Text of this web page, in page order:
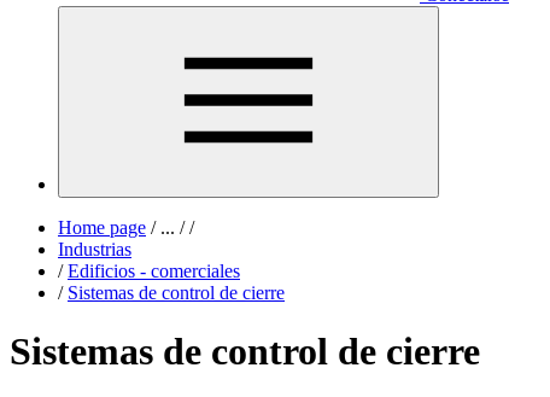
Home page /... / /
Industrias
/ Edificios - comerciales
/ Sistemas de control de cierre
Sistemas de control de cierre